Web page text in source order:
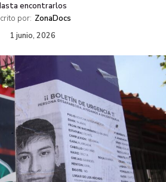
encontrarlos
por: ZonaDocs
1 junio, 2026